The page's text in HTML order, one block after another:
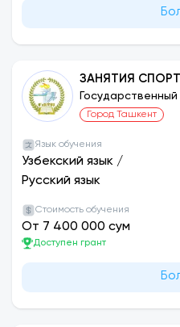
ЗАНЯТИЯ
воспитания и
Город Ташкент
Язык обучения
Узбекский язык /
Русский язык
Стоимость обучения
От 7 400 000 сум
Доступен грант